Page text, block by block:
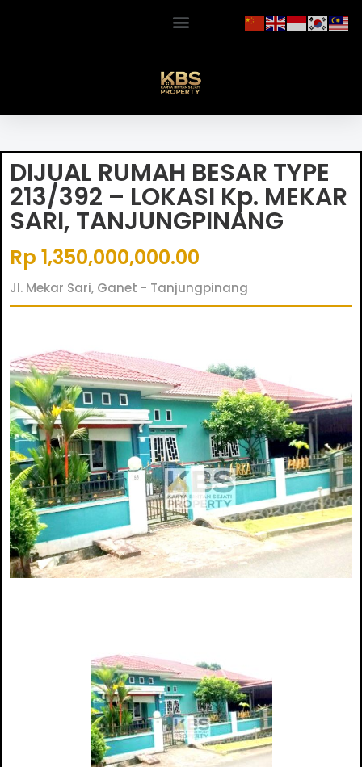
DIJUAL RUMAH BESAR TYPE
213/392 – LOKASI Kp. MEKAR
SARI, TANJUNGPINANG
Rp 1,350,000,000.00
Jl. Mekar Sari, Ganet - Tanjungpinang